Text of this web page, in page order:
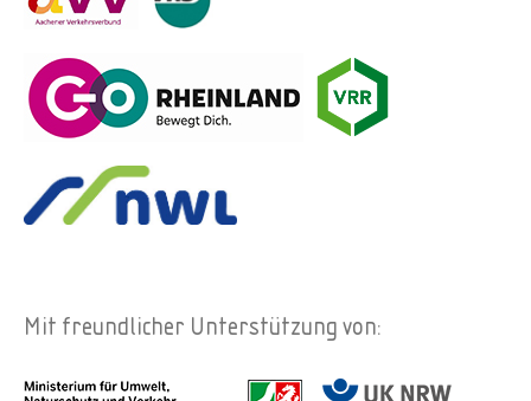
Mit freundlicher Unterstützung von: